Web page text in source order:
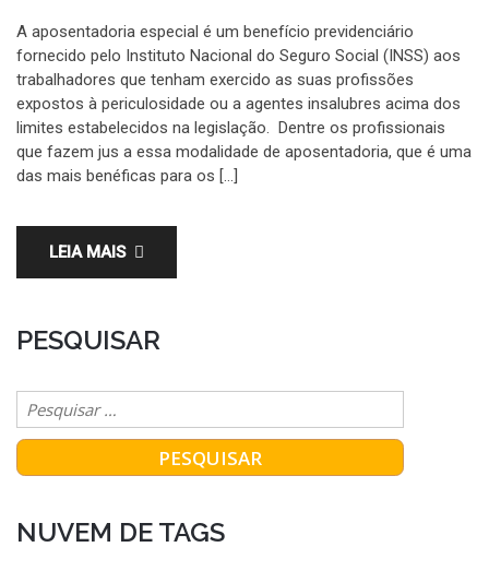
A aposentadoria especial é um benefício previdenciário
fornecido pelo Instituto Nacional do Seguro Social (INSS) aos
trabalhadores que tenham exercido as suas profissões
expostos à periculosidade ou a agentes insalubres acima dos
limites estabelecidos na legislação. Dentre os profissionais
que fazem jus a essa modalidade de aposentadoria, que é uma
das mais benéficas para os […]
LEIA MAIS
PESQUISAR
NUVEM DE TAGS